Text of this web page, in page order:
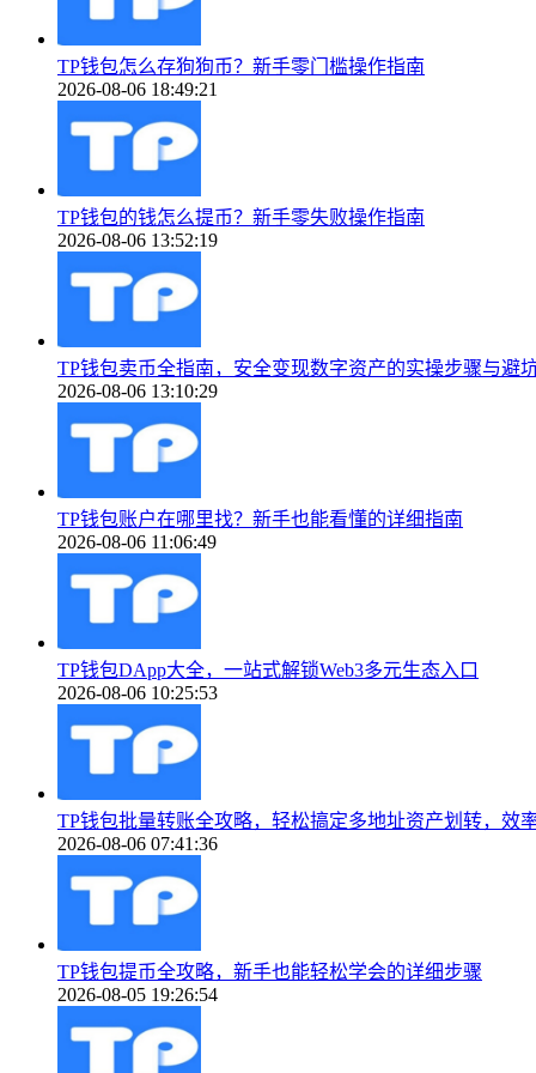
TP钱包怎么存狗狗币？新手零门槛操作指南
2026-08-06 18:49:21
TP钱包的钱怎么提币？新手零失败操作指南
2026-08-06 13:52:19
TP钱包卖币全指南，安全变现数字资产的实操步骤与避
2026-08-06 13:10:29
TP钱包账户在哪里找？新手也能看懂的详细指南
2026-08-06 11:06:49
TP钱包DApp大全，一站式解锁Web3多元生态入口
2026-08-06 10:25:53
TP钱包批量转账全攻略，轻松搞定多地址资产划转，效
2026-08-06 07:41:36
TP钱包提币全攻略，新手也能轻松学会的详细步骤
2026-08-05 19:26:54